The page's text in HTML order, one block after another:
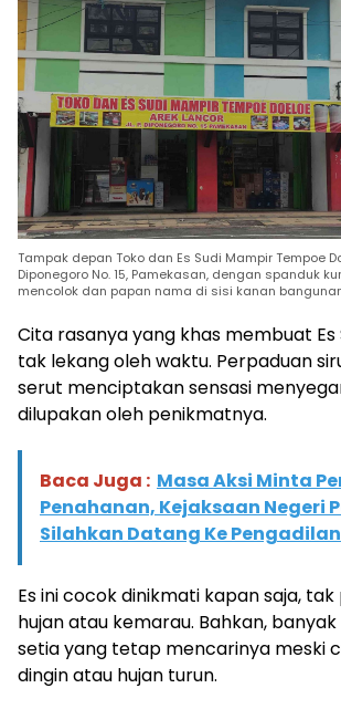
Tampak depan Toko dan Es Sudi Mampir Tempoe
Diponegoro No. 15, Pamekasan, dengan spanduk
mencolok dan papan nama di sisi kanan
Cita rasanya yang khas membuat Es
tak lekang oleh waktu. Perpaduan
serut menciptakan sensasi
dilupakan oleh penikmatnya.
Baca Juga : Masa Aksi Minta
Penahanan, Kejaksaan Negeri
Silahkan Datang Ke Pengadilan
Es ini cocok dinikmati kapan saja,
hujan atau kemarau. Bahkan,
setia yang tetap mencarinya meski
dingin atau hujan turun.